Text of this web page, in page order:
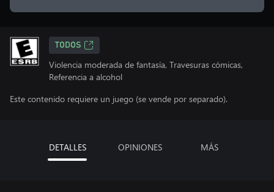
TODOS
Violencia moderada de fantasía, Travesuras cómicas,
Referencia a alcohol
Este contenido requiere un juego (se vende por separado).
DETALLES OPINIONES MÁS